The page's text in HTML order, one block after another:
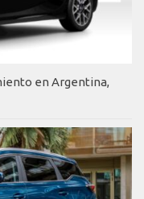
en Argentina,